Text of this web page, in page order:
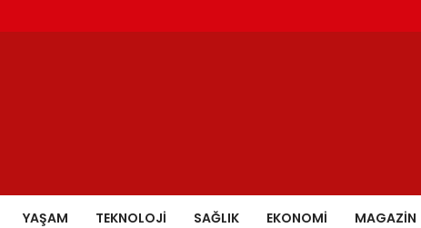
YAŞAM TEKNOLOJİ SAĞLIK EKONOMİ MAGAZİN